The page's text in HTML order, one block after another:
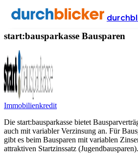
Anbieter Finanzen bausparen
start:bausparkasse Bausparen
Immobilienkredit
Die start:bausparkasse bietet
auch mit variabler Verzinsung an. Für
gibt es beim Bausparen mit variablen
attraktiven Startzinssatz (Jugendbausparen).